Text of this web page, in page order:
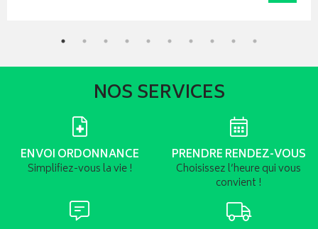
NOS SERVICES
ENVOI ORDONNANCE
Simplifiez-vous la vie !
PRENDRE RENDEZ-VOUS
Choisissez l’heure qui vous
convient !